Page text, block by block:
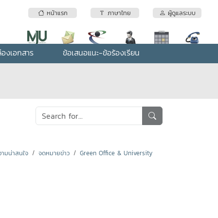
หน้าแรก ภาษาไทย ผู้ดูแลระบบ
งเอกสาร ข้อเสนอแนะ-ข้อร้องเรียน
มน่าสนใจ จดหมายข่าว
Green Office & University